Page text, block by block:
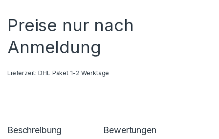
Preise nur nach
Anmeldung
Lieferzeit:DHL Paket 1-2 Werktage
Beschreibung Bewertungen